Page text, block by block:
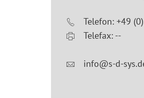
Telefon: +49
Telefax: --
info@s-d-